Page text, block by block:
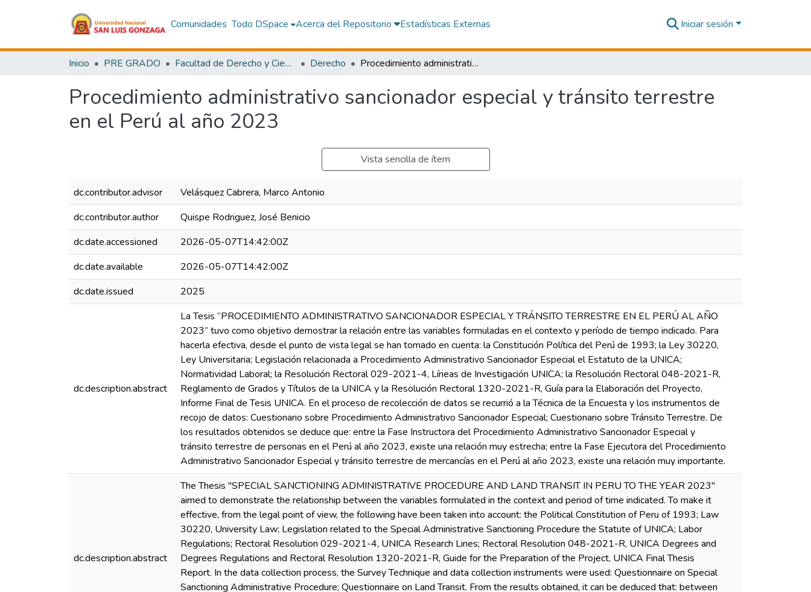
Comunidades Todo DSpace Acerca del Repositorio Estadísticas Externas Iniciar sesión
Inicio PRE GRADO Facultad de Derecho y Ciencias Políticas Derecho Procedimiento administrativo sancionador especial y tránsito terrestre en el Perú al año 2023
Procedimiento administrativo sancionador especial y tránsito terrestre
en el Perú al año 2023
Vista sencilla de ítem
dc.contributor.advisor
Velásquez Cabrera, Marco Antonio
dc.contributor.author
Quispe Rodriguez, José Benicio
dc.date.accessioned
2026-05-07T14:42:00Z
dc.date.available
2026-05-07T14:42:00Z
dc.date.issued
2025
dc.description.abstract
La Tesis “PROCEDIMIENTO ADMINISTRATIVO SANCIONADOR ESPECIAL Y TRÁNSITO TERRESTRE EN EL PERÚ AL AÑO
2023” tuvo como objetivo demostrar la relación entre las variables formuladas en el contexto y período de tiempo indicado. Para
hacerla efectiva, desde el punto de vista legal se han tomado en cuenta: la Constitución Política del Perú de 1993; la Ley 30220,
Ley Universitaria; Legislación relacionada a Procedimiento Administrativo Sancionador Especial el Estatuto de la UNICA;
Normatividad Laboral; la Resolución Rectoral 029-2021-4, Líneas de Investigación UNICA; la Resolución Rectoral 048-2021-R,
Reglamento de Grados y Títulos de la UNICA y la Resolución Rectoral 1320-2021-R, Guía para la Elaboración del Proyecto,
Informe Final de Tesis UNICA. En el proceso de recolección de datos se recurrió a la Técnica de la Encuesta y los instrumentos de
recojo de datos: Cuestionario sobre Procedimiento Administrativo Sancionador Especial; Cuestionario sobre Tránsito Terrestre. De
los resultados obtenidos se deduce que: entre la Fase Instructora del Procedimiento Administrativo Sancionador Especial y
tránsito terrestre de personas en el Perú al año 2023, existe una relación muy estrecha; entre la Fase Ejecutora del Procedimiento
Administrativo Sancionador Especial y tránsito terrestre de mercancías en el Perú al año 2023, existe una relación muy importante.
dc.description.abstract
The Thesis "SPECIAL SANCTIONING ADMINISTRATIVE PROCEDURE AND LAND TRANSIT IN PERU TO THE YEAR 2023"
aimed to demonstrate the relationship between the variables formulated in the context and period of time indicated. To make it
effective, from the legal point of view, the following have been taken into account: the Political Constitution of Peru of 1993; Law
30220, University Law; Legislation related to the Special Administrative Sanctioning Procedure the Statute of UNICA; Labor
Regulations; Rectoral Resolution 029-2021-4, UNICA Research Lines; Rectoral Resolution 048-2021-R, UNICA Degrees and
Degrees Regulations and Rectoral Resolution 1320-2021-R, Guide for the Preparation of the Project, UNICA Final Thesis
Report. In the data collection process, the Survey Technique and data collection instruments were used: Questionnaire on Special
Sanctioning Administrative Procedure; Questionnaire on Land Transit. From the results obtained, it can be deduced that: between